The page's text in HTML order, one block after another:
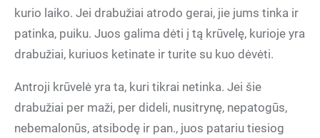
kurio laiko. Jei drabužiai atrodo gerai, jie jums tinka ir
patinka, puiku. Juos galima dėti į tą krūvelę, kurioje yra
drabužiai, kuriuos ketinate ir turite su kuo dėvėti.
Antroji krūvelė yra ta, kuri tikrai netinka. Jei šie
drabužiai per maži, per dideli, nusitrynę, nepatogūs,
nebemalonūs, atsibodę ir pan., juos patariu tiesiog